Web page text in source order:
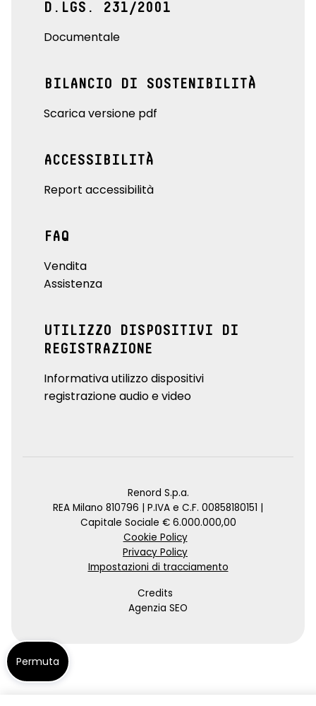
D.LGS. 231/2001
Documentale
BILANCIO DI SOSTENIBILITÀ
Scarica versione pdf
ACCESSIBILITÀ
Report accessibilità
FAQ
Vendita
Assistenza
UTILIZZO DISPOSITIVI DI
REGISTRAZIONE
Informativa utilizzo dispositivi
registrazione audio e video
Renord S.p.a.
REA Milano 810796 | P.IVA e C.F. 00858180151 |
Capitale Sociale € 6.000.000,00
Cookie Policy
Privacy Policy
Impostazioni di tracciamento
Credits
Agenzia SEO
Permuta